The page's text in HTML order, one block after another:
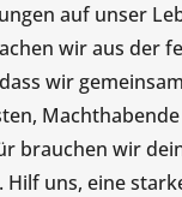
auf unser
wir aus der
wir
brauchen wir
uns, eine